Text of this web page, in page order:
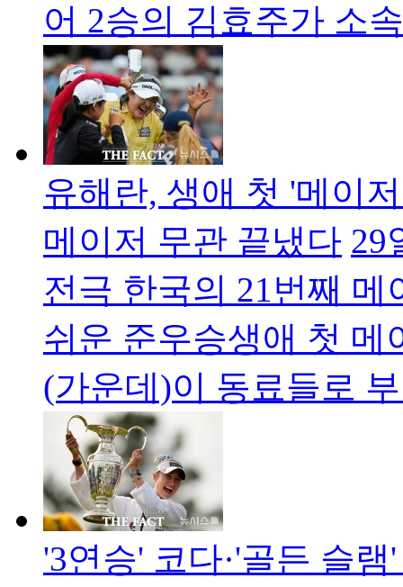
어 2승의 김효주가 소
유해란, 생애 첫 '메이
메이저 무관 끝냈다 29
전극 한국의 21번째
쉬운 준우승생애 첫 메
(가운데)이 동료들로
'3연승' 코다·'골든 슬